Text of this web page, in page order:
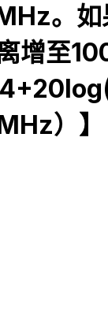
。
增至
）】